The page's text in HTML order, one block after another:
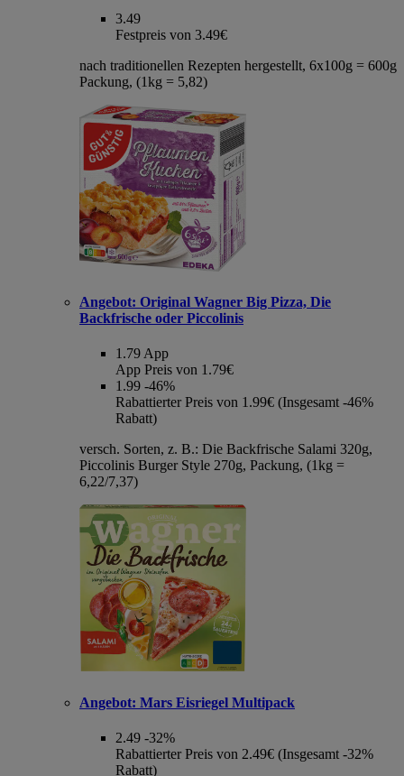
3.49
Festpreis von 3.49€
nach traditionellen Rezepten hergestellt, 6x100g = 600g
Packung, (1kg = 5,82)
Angebot: Original Wagner Big Pizza, Die
Backfrische oder Piccolinis
1.79App
App Preis von 1.79€
1.99 -46%
Rabattierter Preis von 1.99€ (Insgesamt -46%
Rabatt)
versch. Sorten, z. B.: Die Backfrische Salami 320g,
Piccolinis Burger Style 270g, Packung, (1kg =
6,22/7,37)
Angebot: Mars Eisriegel Multipack
2.49 -32%
Rabattierter Preis von 2.49€ (Insgesamt -32%
Rabatt)